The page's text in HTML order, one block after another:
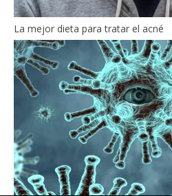
La mejor dieta para tratar el acné